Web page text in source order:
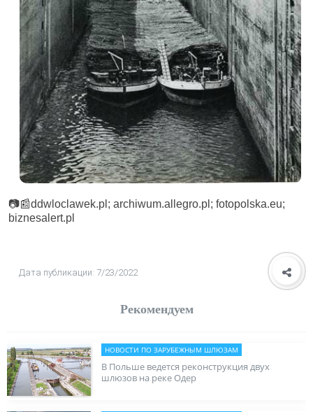
📷📰ddwloclawek.pl; archiwum.allegro.pl; fotopolska.eu;
biznesalert.pl
Дата публикации: 7/23/2022
Рекомендуем
НОВОСТИ ПО ЗАРУБЕЖНЫМ ШЛЮЗАМ
В Польше ведется реконструкция двух
шлюзов на реке Одер